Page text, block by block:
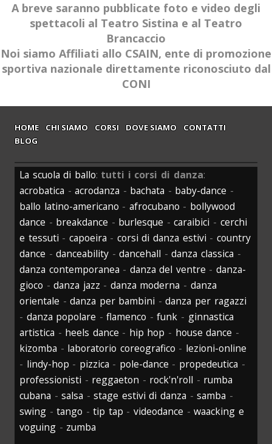
A breve saranno pubblicate foto e video degli
spettacoli al Teatro Sistina e al Teatro
Brancaccio
Noi siamo Affiliati allo CSAIN, ente di promozione
sportiva nazionale direttamente riconosciuto dal
CONI
HOME CHI SIAMO CORSI DOVE SIAMO
CONTATTI
BLOG
La scuola di ballo: tutti i corsi di danza:
acrobatica -acrodanza - bachata - baby-dance -
ballo latino-americano - afrocubano - bollywood
dance - breakdance - burlesque -caraibici - cerchi
e tessuti - capoeira - corsi di danza estivi - country
dance -danceability -dancehall -danza classica -
danza contemporanea - danza del ventre -danza-
gioco -danza jazz - danza moderna - danza
orientale -danza per bambini -danza per ragazzi
- danza popolare -flamenco -funk - ginnastica
artistica - heels dance - hip hop - house dance -
kizomba - laboratorio coreografico - lezioni-online
- lindy-hop - pizzica - pole-dance - propedeutica -
professionisti - reggaeton - rock'n'roll - rumba
cubana -salsa -stage estivi di danza -samba -
swing -tango -tip tap -videodance -waacking e
voguing - zumba